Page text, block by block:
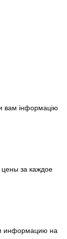
вам інформацію
за каждое
информацию на